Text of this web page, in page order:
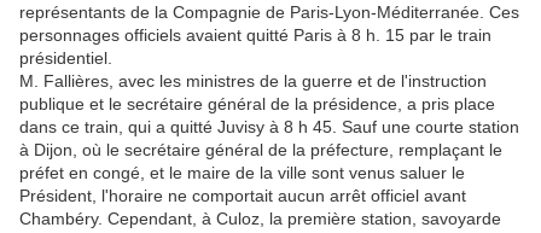
représentants de la Compagnie de Paris-Lyon-Méditerranée. Ces
personnages officiels avaient quitté Paris à 8 h. 15 par le train
présidentiel.
M. Fallières, avec les ministres de la guerre et de l'instruction
publique et le secrétaire général de la présidence, a pris place
dans ce train, qui a quitté Juvisy à 8 h 45. Sauf une courte station
à Dijon, où le secrétaire général de la préfecture, remplaçant le
préfet en congé, et le maire de la ville sont venus saluer le
Président, l'horaire ne comportait aucun arrêt officiel avant
Chambéry. Cependant, à Culoz, la première station, savoyarde